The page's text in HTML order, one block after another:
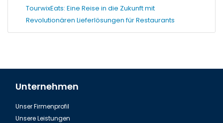
TourwixEats: Eine Reise in die Zukunft mit
Revolutionären Lieferlösungen für Restaurants
Unternehmen
Unser Firmenprofil
Unsere Leistungen